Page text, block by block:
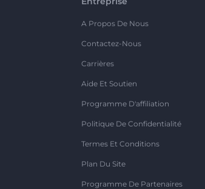
A Propos De Nous
Contactez-Nous
Carrières
Aide Et Soutien
Programme D'affiliation
Politique De Confidentialité
Termes Et Conditions
Plan Du Site
Programme De Partenaires